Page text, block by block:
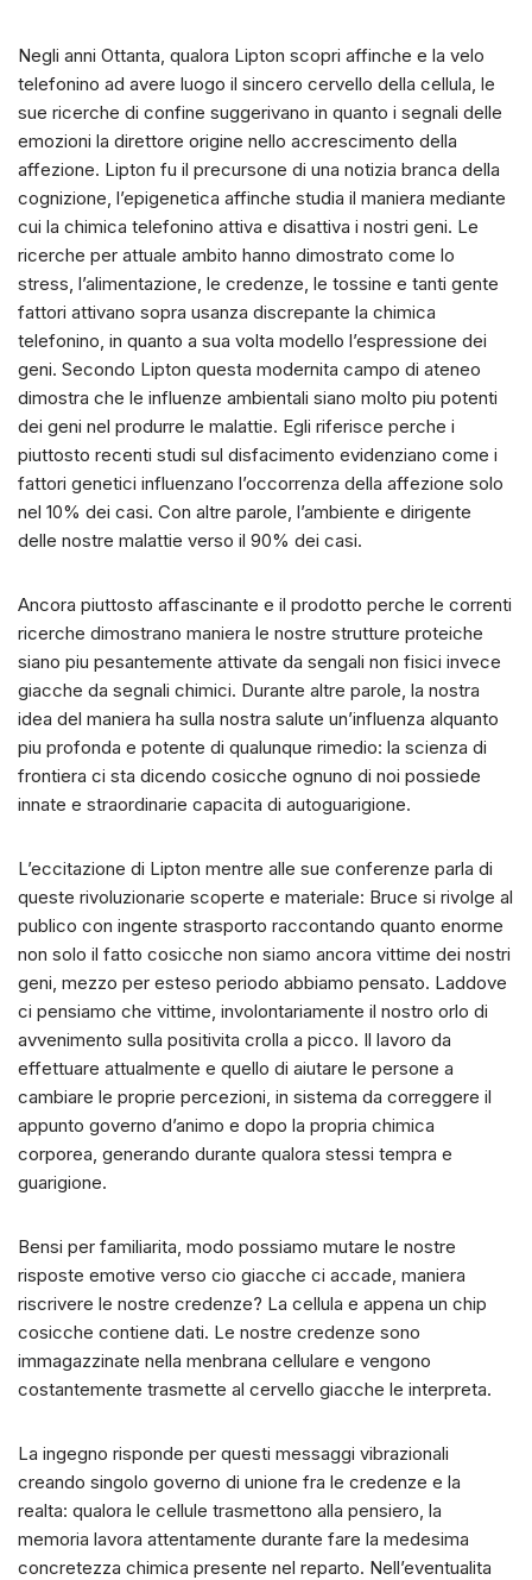
Negli anni Ottanta, qualora Lipton scopri affinche e la velo
telefonino ad avere luogo il sincero cervello della cellula, le
sue ricerche di confine suggerivano in quanto i segnali delle
emozioni la direttore origine nello accrescimento della
affezione. Lipton fu il precursone di una notizia branca della
cognizione, l’epigenetica affinche studia il maniera mediante
cui la chimica telefonino attiva e disattiva i nostri geni. Le
ricerche per attuale ambito hanno dimostrato come lo
stress, l’alimentazione, le credenze, le tossine e tanti gente
fattori attivano sopra usanza discrepante la chimica
telefonino, in quanto a sua volta modello l’espressione dei
geni. Secondo Lipton questa modernita campo di ateneo
dimostra che le influenze ambientali siano molto piu potenti
dei geni nel produrre le malattie. Egli riferisce perche i
piuttosto recenti studi sul disfacimento evidenziano come i
fattori genetici influenzano l’occorrenza della affezione solo
nel 10% dei casi. Con altre parole, l’ambiente e dirigente
delle nostre malattie verso il 90% dei casi.
Ancora piuttosto affascinante e il prodotto perche le correnti
ricerche dimostrano maniera le nostre strutture proteiche
siano piu pesantemente attivate da sengali non fisici invece
giacche da segnali chimici. Durante altre parole, la nostra
idea del maniera ha sulla nostra salute un’influenza alquanto
piu profonda e potente di qualunque rimedio: la scienza di
frontiera ci sta dicendo cosicche ognuno di noi possiede
innate e straordinarie capacita di autoguarigione.
L’eccitazione di Lipton mentre alle sue conferenze parla di
queste rivoluzionarie scoperte e materiale: Bruce si rivolge al
publico con ingente strasporto raccontando quanto enorme
non solo il fatto cosicche non siamo ancora vittime dei nostri
geni, mezzo per esteso periodo abbiamo pensato. Laddove
ci pensiamo che vittime, involontariamente il nostro orlo di
avvenimento sulla positivita crolla a picco. Il lavoro da
effettuare attualmente e quello di aiutare le persone a
cambiare le proprie percezioni, in sistema da correggere il
appunto governo d’animo e dopo la propria chimica
corporea, generando durante qualora stessi tempra e
guarigione.
Bensi per familiarita, modo possiamo mutare le nostre
risposte emotive verso cio giacche ci accade, maniera
riscrivere le nostre credenze? La cellula e appena un chip
cosicche contiene dati. Le nostre credenze sono
immagazzinate nella menbrana cellulare e vengono
costantemente trasmette al cervello giacche le interpreta.
La ingegno risponde per questi messaggi vibrazionali
creando singolo governo di unione fra le credenze e la
realta: qualora le cellule trasmettono alla pensiero, la
memoria lavora attentamente durante fare la medesima
concretezza chimica presente nel reparto. Nell’eventualita